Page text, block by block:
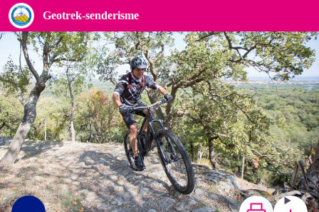
Geotrek-senderisme
El camí del suro (BTT)
ImprimirBaixar